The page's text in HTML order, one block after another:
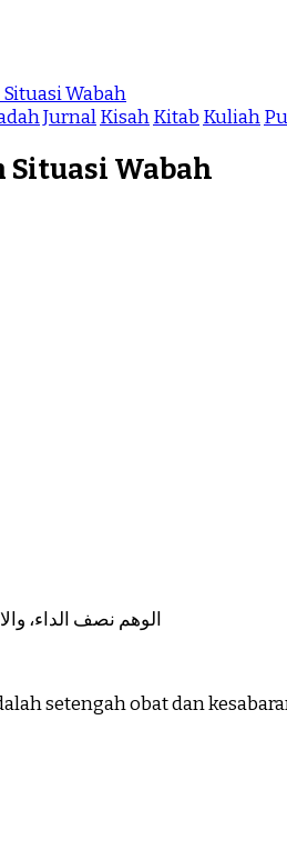
Wabah
JurnalKisahKitab Kuliah
Situasi Wabah
“الوهم نصف الداء،
setengah obat dan